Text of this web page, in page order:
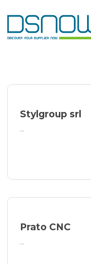
to
content
Stylgroup srl
...
Prato CNC
...